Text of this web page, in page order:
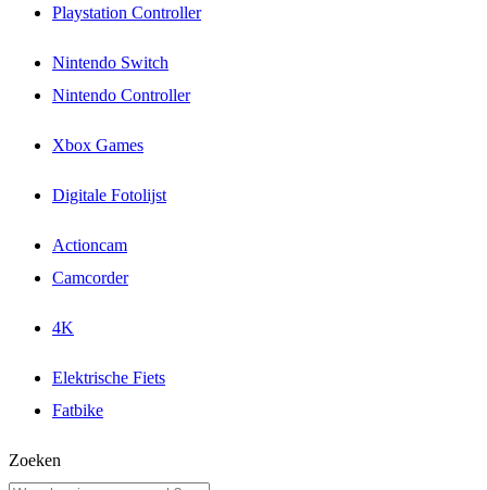
Playstation Controller
Nintendo Switch
Nintendo Controller
Xbox Games
Digitale Fotolijst
Actioncam
Camcorder
4K
Elektrische Fiets
Fatbike
Zoeken